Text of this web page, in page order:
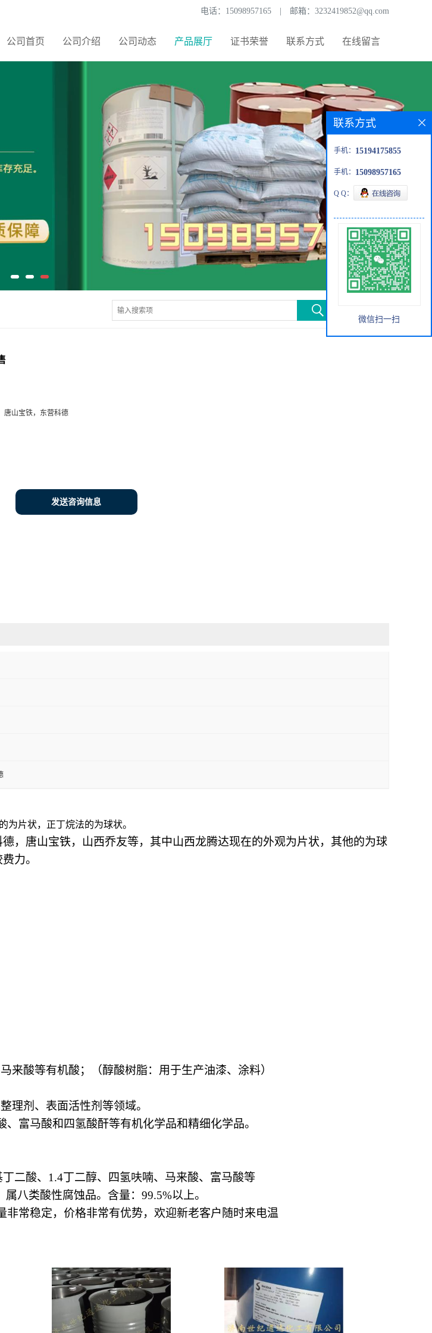
电话： 15098957165 邮箱： 3232419852@qq.com
公司首页 公司介绍 公司动态 产品展厅 证书荣誉 联系方式 在线留言
唐山宝铁，东营科德
发送咨询信息
为片状，正丁烷法的为球状。
，唐山宝铁，山西乔友等，其中山西龙腾达现在的外观为片状，其他的为球
力。
来酸等有机酸；（醇酸树脂：用于生产油漆、涂料）
理剂、表面活性剂等领域。
、富马酸和四氢酸酐等有机化学品和精细化学品。
二酸、 1.4丁二醇、四氢呋喃、马来酸、富马酸等
八类酸性腐蚀品。含量： 99.5%以上。
常稳定，价格非常有优势，欢迎新老客户随时来电温
联系方式
手机： 15194175855
手机： 15098957165
Q Q：
微信扫一扫